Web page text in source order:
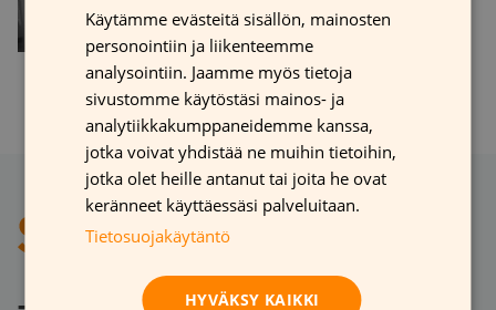
GERMAN
Käytämme evästeitä sisällön, mainosten
personointiin ja liikenteemme
analysointiin. Jaamme myös tietoja
sivustomme käytöstäsi mainos- ja
analytiikkakumppaneidemme kanssa,
jotka voivat yhdistää ne muihin tietoihin,
jotka olet heille antanut tai joita he ovat
keränneet käyttäessäsi palveluitaan.
Tietosuojakäytäntö
HYVÄKSY KAIKKI